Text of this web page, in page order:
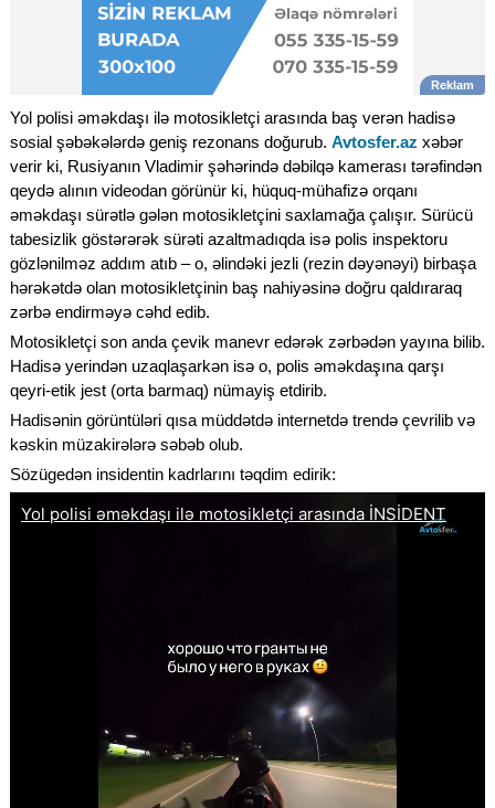
Yol polisi əməkdaşı ilə motosikletçi arasında baş verən hadisə
sosial şəbəkələrdə geniş rezonans doğurub. Avtosfer.az xəbər
verir ki, Rusiyanın Vladimir şəhərində dəbilqə kamerası tərəfindən
qeydə alının videodan görünür ki, hüquq-mühafizə orqanı
əməkdaşı sürətlə gələn motosikletçini saxlamağa çalışır. Sürücü
tabesizlik göstərərək sürəti azaltmadıqda isə polis inspektoru
gözlənilməz addım atıb – o, əlindəki jezli (rezin dəyənəyi) birbaşa
hərəkətdə olan motosikletçinin baş nahiyəsinə doğru qaldıraraq
zərbə endirməyə cəhd edib.
Motosikletçi son anda çevik manevr edərək zərbədən yayına bilib.
Hadisə yerindən uzaqlaşarkən isə o, polis əməkdaşına qarşı
qeyri-etik jest (orta barmaq) nümayiş etdirib.
Hadisənin görüntüləri qısa müddətdə internetdə trendə çevrilib və
kəskin müzakirələrə səbəb olub.
Sözügedən insidentin kadrlarını təqdim edirik: